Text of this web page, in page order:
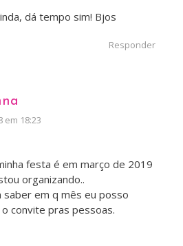
dá tempo sim! Bjos
Responder
em 18:23
festa é em março de 2019
organizando..
saber em q mês eu posso
convite pras pessoas.